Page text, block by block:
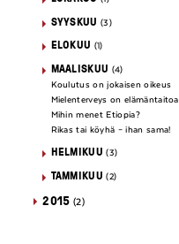
SYYSKUU (3)
ELOKUU (1)
MAALISKUU (4)
Koulutus on jokaisen oikeus
Mielenterveys on elämäntaitoa
Mihin menet Etiopia?
Rikas tai köyhä – ihan sama!
HELMIKUU (3)
TAMMIKUU (2)
2015 (2)